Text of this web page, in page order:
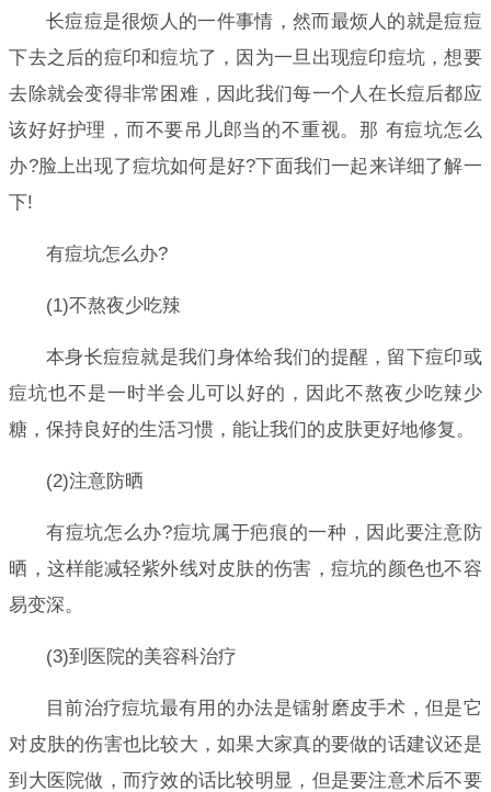
长痘痘是很烦人的一件事情，然而最烦人的就是痘痘
下去之后的痘印和痘坑了，因为一旦出现痘印痘坑，想要
去除就会变得非常困难，因此我们每一个人在长痘后都应
该好好护理，而不要吊儿郎当的不重视。那 有痘坑怎么
办?脸上出现了痘坑如何是好?下面我们一起来详细了解一
下!
有痘坑怎么办?
(1)不熬夜少吃辣
本身长痘痘就是我们身体给我们的提醒，留下痘印或
痘坑也不是一时半会儿可以好的，因此不熬夜少吃辣少
糖，保持良好的生活习惯，能让我们的皮肤更好地修复。
(2)注意防晒
有痘坑怎么办?痘坑属于疤痕的一种，因此要注意防
晒，这样能减轻紫外线对皮肤的伤害，痘坑的颜色也不容
易变深。
(3)到医院的美容科治疗
目前治疗痘坑最有用的办法是镭射磨皮手术，但是它
对皮肤的伤害也比较大，如果大家真的要做的话建议还是
到大医院做，而疗效的话比较明显，但是要注意术后不要